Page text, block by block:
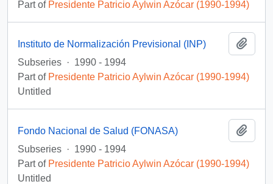
Part of Presidente Patricio Aylwin Azócar (1990-1994)
Instituto de Normalización Previsional (INP)
Subseries · 1990 - 1994
Part of Presidente Patricio Aylwin Azócar (1990-1994)
Untitled
Fondo Nacional de Salud (FONASA)
Subseries · 1990 - 1994
Part of Presidente Patricio Aylwin Azócar (1990-1994)
Untitled